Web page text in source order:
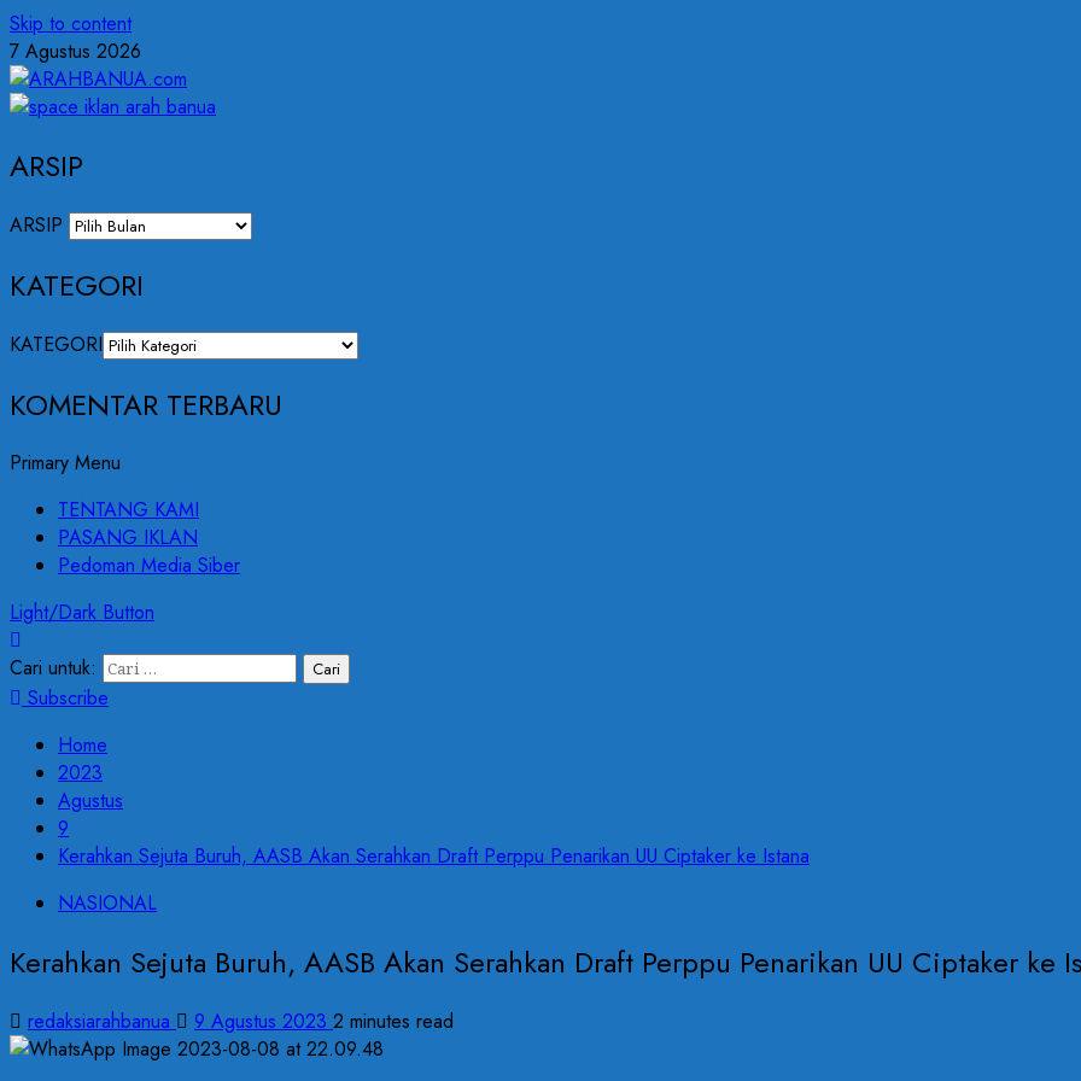
Skip to content
7 Agustus 2026
ARSIP
ARSIP
KATEGORI
KATEGORI
KOMENTAR TERBARU
Primary Menu
TENTANG KAMI
PASANG IKLAN
Pedoman Media Siber
Light/Dark Button
Cari untuk:
Subscribe
Home
2023
Agustus
9
Kerahkan Sejuta Buruh, AASB Akan Serahkan Draft Perppu Penarikan UU Ciptaker ke Istana
NASIONAL
Kerahkan Sejuta Buruh, AASB Akan Serahkan Draft Perppu Penarikan UU Ciptaker ke
redaksiarahbanua 9 Agustus 2023 2 minutes read